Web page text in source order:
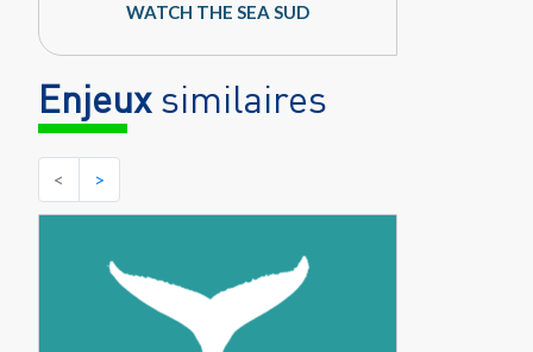
WATCH THE SEA SUD
Enjeuxsimilaires
< >